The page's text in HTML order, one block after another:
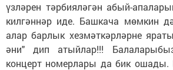
үзләрен тәрбияләгән абый-
килгәннәр иде. Башкача мөмкин
алар барлык хезмәткәрләрне
әни" дип атыйлар!!!
концерт номерлары да бик ошады.